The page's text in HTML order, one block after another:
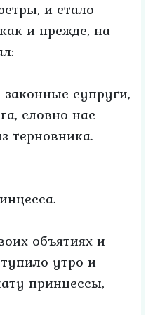
и стало
и прежде, на
супруги,
словно нас
терновника.
объятиях и
утро и
принцессы,